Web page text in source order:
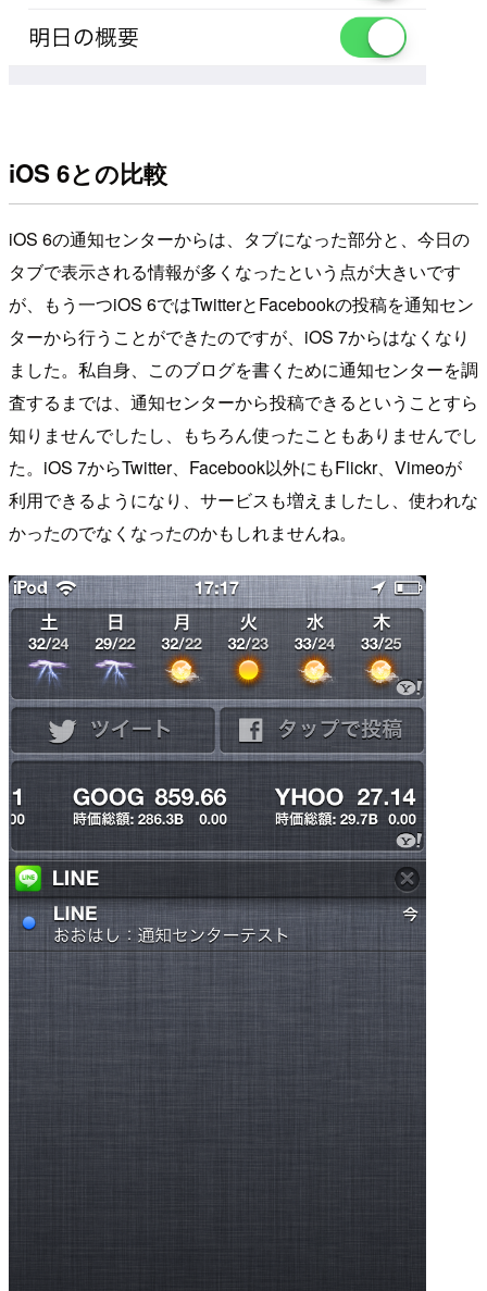
iOS 6との比較
iOS 6の通知センターからは、タブになった部分と、今日の
タブで表示される情報が多くなったという点が大きいです
が、もう一つiOS 6ではTwitterとFacebookの投稿を通知セン
ターから行うことができたのですが、iOS 7からはなくなり
ました。私自身、このブログを書くために通知センターを調
査するまでは、通知センターから投稿できるということすら
知りませんでしたし、もちろん使ったこともありませんでし
た。iOS 7からTwitter、Facebook以外にもFlickr、Vimeoが
利用できるようになり、サービスも増えましたし、使われな
かったのでなくなったのかもしれませんね。